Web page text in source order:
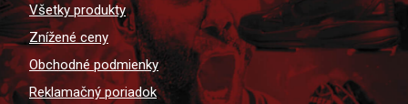
Všetky produkty
Znížené ceny
Obchodné podmienky
Reklamačný poriadok